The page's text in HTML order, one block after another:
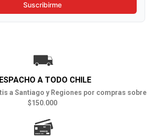
Suscribirme
A TODO CHILE
a Santiago y Regiones por compras sobre
$150.000